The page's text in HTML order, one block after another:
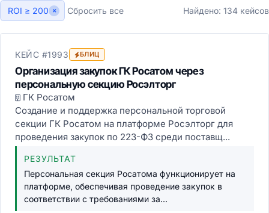
ROI ≥ 200 × Сбросить все Найдено: 134 кейсов
КЕЙС #1993 БЛИЦ
Организация закупок ГК Росатом через
персональную секцию Росэлторг
ГК Росатом
Создание и поддержка персональной торговой
секции ГК Росатом на платформе Росэлторг для
проведения закупок по 223-ФЗ среди поставщ...
РЕЗУЛЬТАТ
Персональная секция Росатома функционирует на
платформе, обеспечивая проведение закупок в
соответствии с требованиями за...